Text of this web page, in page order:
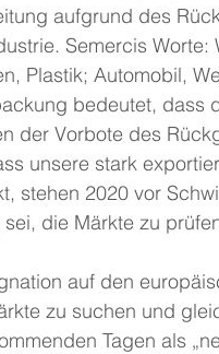
aufgrund des
Semercis Worte:
Plastik; Automobil,
bedeutet,
der Vorbote des
unsere stark
stehen 2020 vor
die Märkte zu
auf den
zu suchen und
Tagen als